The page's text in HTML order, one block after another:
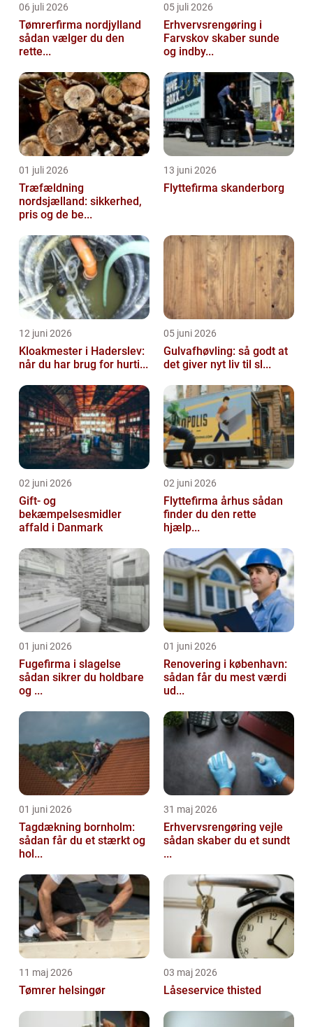
06 juli 2026
Tømrerfirma nordjylland
sådan vælger du den
rette...
05 juli 2026
Erhvervsrengøring i
Farvskov skaber sunde
og indby...
01 juli 2026
Træfældning
nordsjælland: sikkerhed,
pris og de be...
13 juni 2026
Flyttefirma skanderborg
12 juni 2026
Kloakmester i Haderslev:
når du har brug for hurti...
05 juni 2026
Gulvafhøvling: så godt at
det giver nyt liv til sl...
02 juni 2026
Gift- og
bekæmpelsesmidler
affald i Danmark
02 juni 2026
Flyttefirma århus sådan
finder du den rette
hjælp...
01 juni 2026
Fugefirma i slagelse
sådan sikrer du holdbare
og ...
01 juni 2026
Renovering i københavn:
sådan får du mest værdi
ud...
01 juni 2026
Tagdækning bornholm:
sådan får du et stærkt og
hol...
31 maj 2026
Erhvervsrengøring vejle
sådan skaber du et sundt
...
11 maj 2026
Tømrer helsingør
03 maj 2026
Låseservice thisted